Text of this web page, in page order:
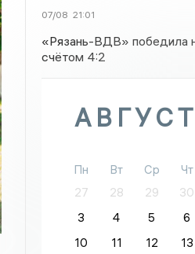
07/08 21:01
«Рязань-ВДВ» победила
счётом 4:2
АВГУСТ
Пн Вт Ср Чт
27
28 29 30
3
4 5 6
10
11 12 13